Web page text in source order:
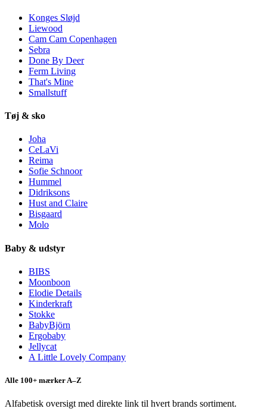
Konges Sløjd
Liewood
Cam Cam Copenhagen
Sebra
Done By Deer
Ferm Living
That's Mine
Smallstuff
Tøj & sko
Joha
CeLaVi
Reima
Sofie Schnoor
Hummel
Didriksons
Hust and Claire
Bisgaard
Molo
Baby & udstyr
BIBS
Moonboon
Elodie Details
Kinderkraft
Stokke
BabyBjörn
Ergobaby
Jellycat
A Little Lovely Company
Alle 100+ mærker A–Z
Alfabetisk oversigt med direkte link til hvert brands sortiment.